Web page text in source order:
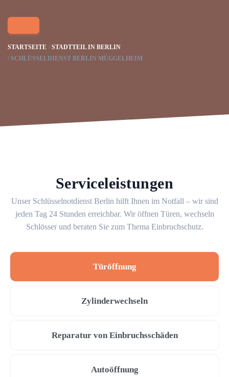
STARTSEITE
STADTTEIL IN BERLIN
SCHLÜSSELDIENST BERLIN MÜGGELHEIM
Serviceleistungen
Unser Schlüsselnotdienst Berlin hilft Ihnen im Notfall – wir sind
jeden Tag 24 Stunden erreichbar. Wir öffnen Türen, wechseln
Schlösser und beraten Sie zum Thema Einbruchschutz.
Türöffnung
Zylinderwechseln
Reparatur von Einbruchsschäden
Autoöffnung